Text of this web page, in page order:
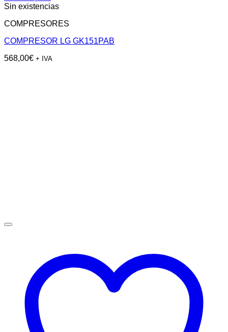
Sin existencias
COMPRESORES
COMPRESOR LG GK151PAB
568,00€ + IVA